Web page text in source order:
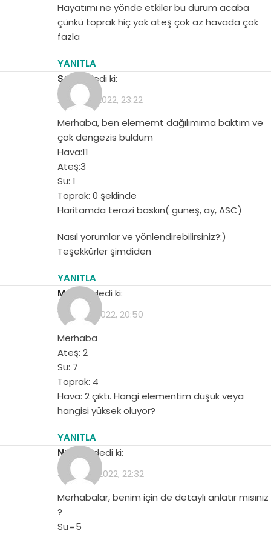
Hayatımı ne yönde etkiler bu durum acaba
çünkü toprak hiç yok ateş çok az havada çok
fazla
YANITLA
Seda
dedi ki:
23 Nisan 2022, 23:22
Merhaba, ben elememt dağılımıma baktım ve
çok dengezis buldum
Hava:11
Ateş:3
Su: 1
Toprak: 0 şeklinde
Haritamda terazi baskın( güneş, ay, ASC)
Nasıl yorumlar ve yönlendirebilirsiniz?:)
Teşekkürler şimdiden
YANITLA
Melisa
dedi ki:
17 Mayıs 2022, 20:50
Merhaba
Ateş: 2
Su: 7
Toprak: 4
Hava: 2 çıktı. Hangi elementim düşük veya
hangisi yüksek oluyor?
YANITLA
Nurgül
dedi ki:
30 Mayıs 2022, 22:32
Merhabalar, benim için de detaylı anlatır mısınız
?
Su=5